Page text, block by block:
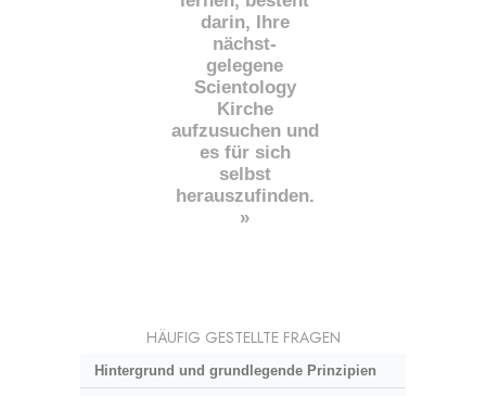
darin, Ihre
nächst-
gelegene
Scientology
Kirche
aufzusuchen und
es für sich
selbst
herauszufinden.
»
HÄUFIG GESTELLTE FRAGEN
Hintergrund und grundlegende Prinzipien